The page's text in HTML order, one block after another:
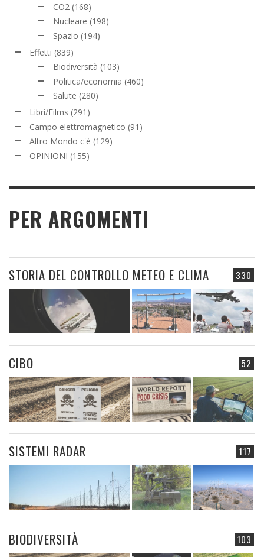
CO2 (168)
Nucleare (198)
Spazio (194)
Effetti (839)
Biodiversità (103)
Politica/economia (460)
Salute (280)
Libri/Films (291)
Campo elettromagnetico (91)
Altro Mondo c'è (129)
OPINIONI (155)
PER ARGOMENTI
330
STORIA DEL CONTROLLO METEO E CLIMA
52
CIBO
117
SISTEMI RADAR
103
BIODIVERSITÀ